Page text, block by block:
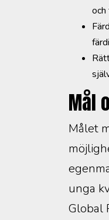
och
Mål
Målet
unga
Global